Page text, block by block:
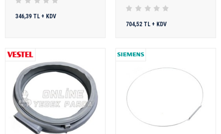
346,39 TL + KDV
704,52 TL + KDV